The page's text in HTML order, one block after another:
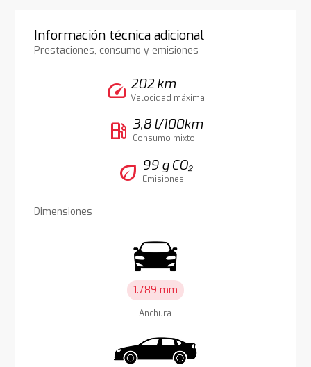
Información técnica adicional
Prestaciones, consumo y emisiones
speed 202 km
Velocidad máxima
local_gas_station 3,8 l/100km
Consumo mixto
eco 99 g CO₂
Emisiones
Dimensiones
1.789 mm
Anchura